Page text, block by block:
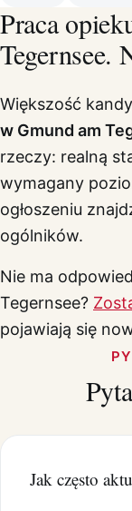
Praca
Tegernsee.
Większość
w Gmund am
rzeczy: realną
wymagany
ogłoszeniu
ogólników.
Nie ma
Tegernsee?
pojawiają się
Jak często